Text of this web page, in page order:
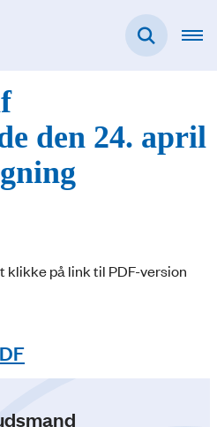
den 24. april
klikke på link til PDF-version